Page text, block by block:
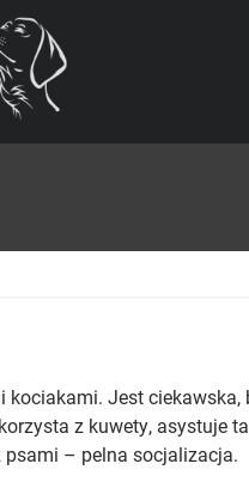
Jest ciekawska,
z kuwety, asystuje
– pelna socjalizacja.